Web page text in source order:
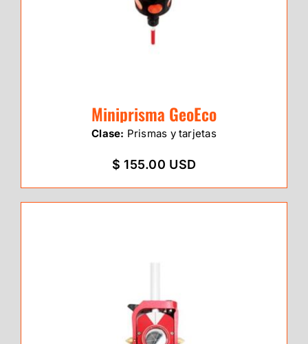
Miniprisma GeoEco
Clase: Prismas y tarjetas
$ 155.00 USD